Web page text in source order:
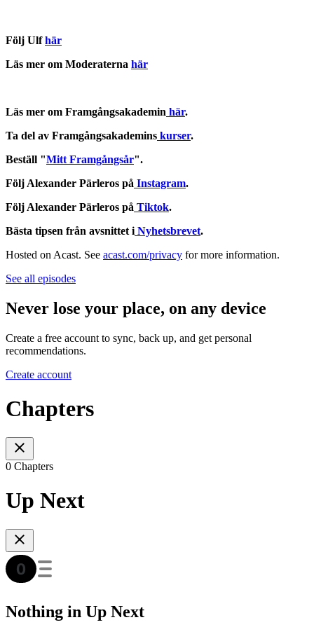
Följ Ulfhär
Läs mer om Moderaterna här
Läs mer om Framgångsakademin här.
Ta del av Framgångsakademins kurser.
Beställ "Mitt Framgångsår".
Följ Alexander Pärleros på Instagram.
Följ Alexander Pärleros på Tiktok.
Bästa tipsen från avsnittet i Nyhetsbrevet.
Hosted on Acast. See acast.com/privacy for more information.
See all episodes
Never lose your place, on any device
Create a free account to sync, back up, and get personal
recommendations.
Create account
Chapters
0 Chapters
Up Next
Nothing in Up Next